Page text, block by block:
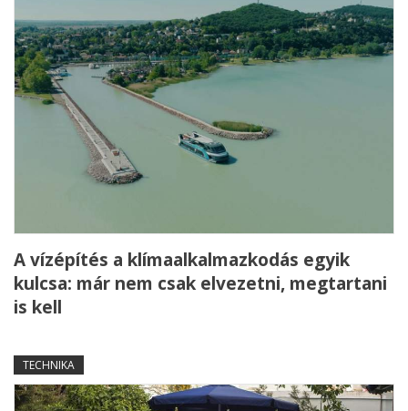
A vízépítés a klímaalkalmazkodás egyik
kulcsa: már nem csak elvezetni, megtartani
is kell
TECHNIKA